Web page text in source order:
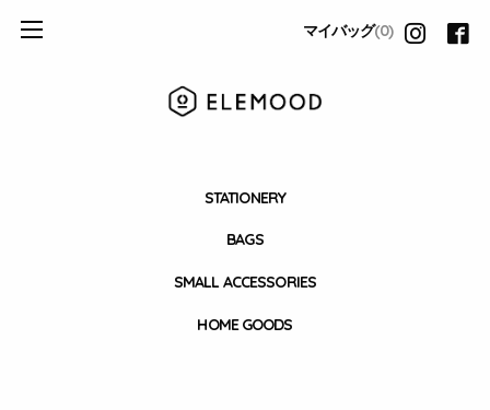
マイバッグ(0)
STATIONERY
BAGS
SMALL ACCESSORIES
HOME GOODS